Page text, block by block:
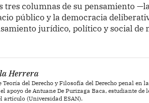
tres columnas de su pensamiento
público y la democracia
jurídico, político y social de
Herrera
Teoría del Derecho y Filosofía del Derecho penal en la
apoyo de Antuane De Purizaga Baca, estudiante de
artículo (Universidad ESAN).